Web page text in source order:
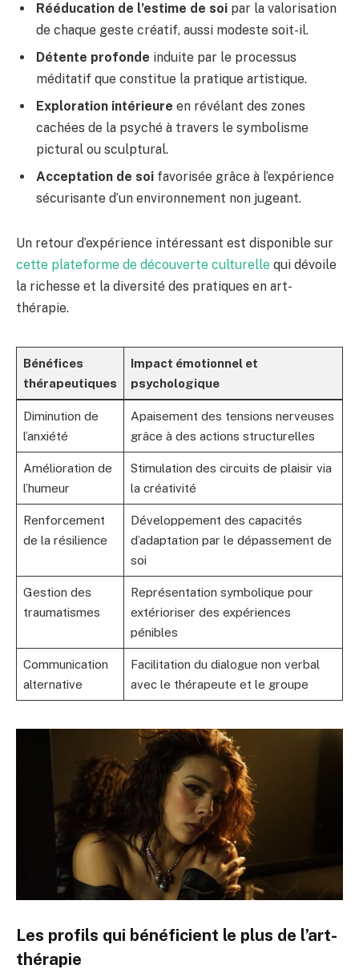
Rééducation de l’estime de soi par la valorisation
de chaque geste créatif, aussi modeste soit-il.
Détente profonde induite par le processus
méditatif que constitue la pratique artistique.
Exploration intérieure en révélant des zones
cachées de la psyché à travers le symbolisme
pictural ou sculptural.
Acceptation de soi favorisée grâce à l’expérience
sécurisante d’un environnement non jugeant.
Un retour d’expérience intéressant est disponible sur
cette plateforme de découverte culturelle qui dévoile
la richesse et la diversité des pratiques en art-
thérapie.
Bénéfices
thérapeutiques
Impact émotionnel et
psychologique
Diminution de
l’anxiété
Apaisement des tensions nerveuses
grâce à des actions structurelles
Amélioration de
l’humeur
Stimulation des circuits de plaisir via
la créativité
Renforcement
de la résilience
Développement des capacités
d’adaptation par le dépassement de
soi
Gestion des
traumatismes
Représentation symbolique pour
extérioriser des expériences
pénibles
Communication
alternative
Facilitation du dialogue non verbal
avec le thérapeute et le groupe
Les profils qui bénéficient le plus de l’art-
thérapie